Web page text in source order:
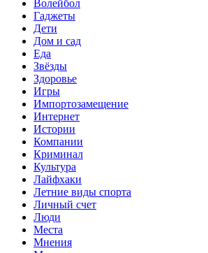
Волейбол
Гаджеты
Дети
Дом и сад
Еда
Звёзды
Здоровье
Игры
Импортозамещение
Интернет
Истории
Компании
Криминал
Культура
Лайфхаки
Летние виды спорта
Личный счет
Люди
Места
Мнения